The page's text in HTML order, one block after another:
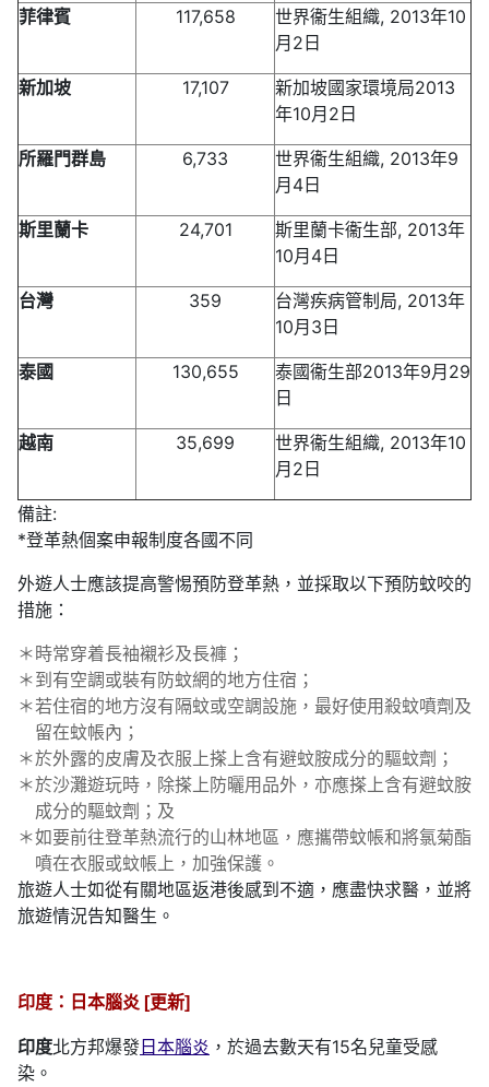
菲律賓 117,658
世界衞生組織, 2013年10
月2日
新加坡 17,107
新加坡國家環境局2013
年10月2日
所羅門群島 6,733
世界衞生組織, 2013年9
月4日
斯里蘭卡 24,701
斯里蘭卡衞生部, 2013年
10月4日
台灣 359
台灣疾病管制局, 2013年
10月3日
泰國 130,655
泰國衞生部2013年9月29
日
越南 35,699
世界衞生組織, 2013年10
月2日
備註:
*登革熱個案申報制度各國不同
外遊人士應該提高警惕預防登革熱，並採取以下預防蚊咬的
措施：
＊ 時常穿着長袖襯衫及長褲；
＊到有空調或裝有防蚊網的地方住宿；
＊若住宿的地方沒有隔蚊或空調設施，最好使用殺蚊噴劑及
留在蚊帳內；
＊於外露的皮膚及衣服上搽上含有避蚊胺成分的驅蚊劑；
＊於沙灘遊玩時，除搽上防曬用品外，亦應搽上含有避蚊胺
成分的驅蚊劑；及
＊如要前往登革熱流行的山林地區，應攜帶蚊帳和將氯菊酯
噴在衣服或蚊帳上，加強保護。
旅遊人士如從有關地區返港後感到不適，應盡快求醫，並將
旅遊情況告知醫生。
印度：日本腦炎 [更新]
印度北方邦爆發 日本腦炎 ，於過去數天有15名兒童受感
染。